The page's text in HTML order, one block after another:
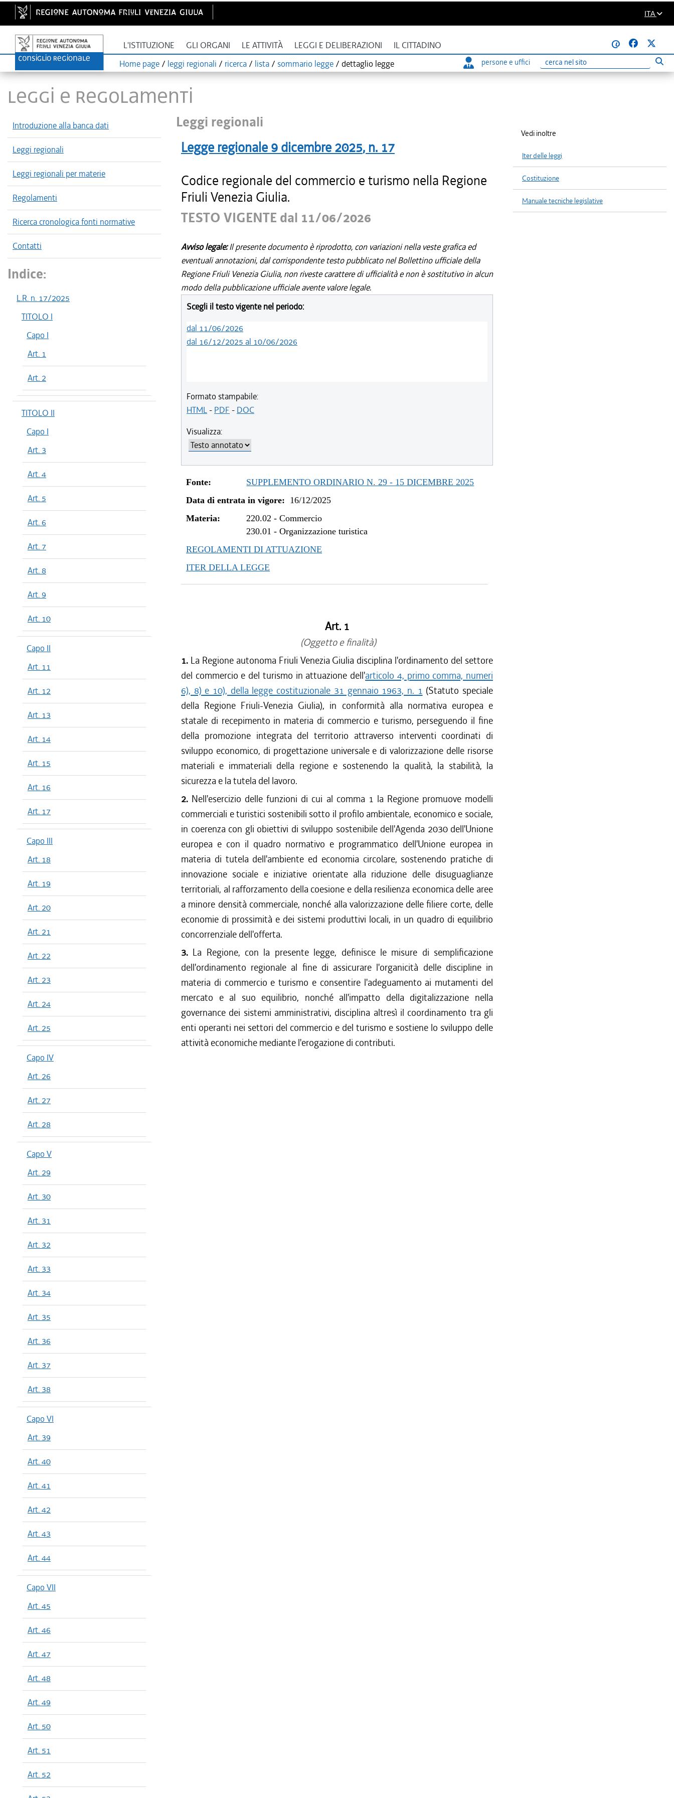
ITA
L'ISTITUZIONE GLI ORGANI LE ATTIVITÀ LEGGI E DELIBERAZIONI IL CITTADINO
@
Home page / leggi regionali / ricerca / lista / sommario legge / dettaglio legge persone e uffici
Ricerca
LEGGI E REGOLAMENTI
Introduzione alla banca dati
Leggi regionali
Leggi regionali per materie
Regolamenti
Ricerca cronologica fonti normative
Contatti
Indice:
L.R. n. 17/2025
TITOLO I
Capo I
Art. 1
Art. 2
TITOLO II
Capo I
Art. 3
Art. 4
Art. 5
Art. 6
Art. 7
Art. 8
Art. 9
Art. 10
Capo II
Art. 11
Art. 12
Art. 13
Art. 14
Art. 15
Art. 16
Art. 17
Capo III
Art. 18
Art. 19
Art. 20
Art. 21
Art. 22
Art. 23
Art. 24
Art. 25
Capo IV
Art. 26
Art. 27
Art. 28
Capo V
Art. 29
Art. 30
Art. 31
Art. 32
Art. 33
Art. 34
Art. 35
Art. 36
Art. 37
Art. 38
Capo VI
Art. 39
Art. 40
Art. 41
Art. 42
Art. 43
Art. 44
Capo VII
Art. 45
Art. 46
Art. 47
Art. 48
Art. 49
Art. 50
Art. 51
Art. 52
Leggi regionali
Legge regionale 9 dicembre 2025, n. 17
Codice regionale del commercio e turismo nella Regione
Friuli Venezia Giulia.
TESTO VIGENTE dal 11/06/2026
Avviso legale:Il presente documento è riprodotto, con variazioni nella veste grafica ed
eventuali annotazioni, dal corrispondente testo pubblicato nel Bollettino ufficiale della
Regione Friuli Venezia Giulia, non riveste carattere di ufficialità e non è sostitutivo in alcun
modo della pubblicazione ufficiale avente valore legale.
Scegli il testo vigente nel periodo:
dal 11/06/2026
dal 16/12/2025 al 10/06/2026
Formato stampabile:
HTML- PDF - DOC
Visualizza:
Fonte:
SUPPLEMENTO ORDINARIO N. 29 - 15 DICEMBRE 2025
Data di entrata in vigore: 16/12/2025
Materia:
220.02 -Commercio
230.01 -Organizzazione turistica
REGOLAMENTI DI ATTUAZIONE
ITER DELLA LEGGE
Art. 1
(Oggetto e finalità)
1. La Regione autonoma Friuli Venezia Giulia disciplina l'ordinamento del settore
del commercio e del turismo in attuazione dell'articolo 4, primo comma, numeri
6), 8) e 10), della legge costituzionale 31 gennaio 1963, n. 1 (Statuto speciale
della Regione Friuli-Venezia Giulia), in conformità alla normativa europea e
statale di recepimento in materia di commercio e turismo, perseguendo il fine
della promozione integrata del territorio attraverso interventi coordinati di
sviluppo economico, di progettazione universale e di valorizzazione delle risorse
materiali e immateriali della regione e sostenendo la qualità, la stabilità, la
sicurezza e la tutela del lavoro.
2. Nell'esercizio delle funzioni di cui al comma 1 la Regione promuove modelli
commerciali e turistici sostenibili sotto il profilo ambientale, economico e sociale,
in coerenza con gli obiettivi di sviluppo sostenibile dell'Agenda 2030 dell'Unione
europea e con il quadro normativo e programmatico dell'Unione europea in
materia di tutela dell'ambiente ed economia circolare, sostenendo pratiche di
innovazione sociale e iniziative orientate alla riduzione delle disuguaglianze
territoriali, al rafforzamento della coesione e della resilienza economica delle aree
a minore densità commerciale, nonché alla valorizzazione delle filiere corte, delle
economie di prossimità e dei sistemi produttivi locali, in un quadro di equilibrio
concorrenziale dell'offerta.
3. La Regione, con la presente legge, definisce le misure di semplificazione
dell'ordinamento regionale al fine di assicurare l'organicità delle discipline in
materia di commercio e turismo e consentire l'adeguamento ai mutamenti del
mercato e al suo equilibrio, nonché all'impatto della digitalizzazione nella
governance dei sistemi amministrativi, disciplina altresì il coordinamento tra gli
enti operanti nei settori del commercio e del turismo e sostiene lo sviluppo delle
attività economiche mediante l'erogazione di contributi.
Vedi inoltre
Iter delle leggi
Costituzione
Manuale tecniche legislative